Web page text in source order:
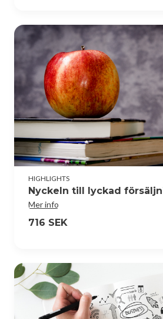
HIGHLIGHTS
Nyckeln till lyckad
Mer info
716 SEK